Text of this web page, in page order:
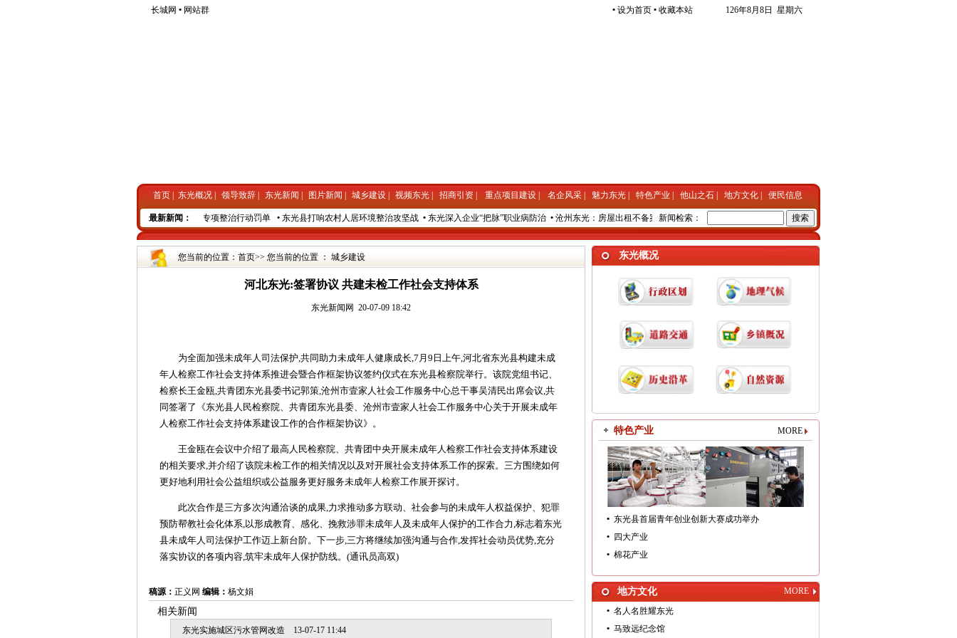
长城网 • 网站群 • 设为首页 • 收藏本站 126年8月8日 星期六
首页 东光概况 领导致辞 东光新闻 图片新闻 城乡建设 视频东光 招商引资| 重点项目建设| 名企风采| 魅力东光| 特色产业 他山之石| 地方文化| 便民信息
最新新闻：
东光开出全市首张专项整治行动罚单 东光县打响农村人居环境整治攻坚战 • 东光深入企业“把脉”职业病防治 • 沧州东光：房屋出租不备案 公安处罚没商量 沧州东光警方迅速出击抓获一名外省上网逃犯
新闻检索：
您当前的位置： 首页>> 您当前的位置 ： 城乡建设
河北东光:签署协议 共建未检工作社会支持体系
东光新闻网 20-07-09 18:42
为全面加强未成年人司法保护,共同助力未成年人健康成长,7月9日上午,河北省东光县构建未成
年人检察工作社会支持体系推进会暨合作框架协议签约仪式在东光县检察院举行。该院党组书记、
检察长王金瓯,共青团东光县委书记郭策,沧州市壹家人社会工作服务中心总干事吴清民出席会议,共
同签署了《东光县人民检察院、共青团东光县委、沧州市壹家人社会工作服务中心关于开展未成年
人检察工作社会支持体系建设工作的合作框架协议》。
王金瓯在会议中介绍了最高人民检察院、共青团中央开展未成年人检察工作社会支持体系建设
的相关要求,并介绍了该院未检工作的相关情况以及对开展社会支持体系工作的探索。三方围绕如何
更好地利用社会公益组织或公益服务更好服务未成年人检察工作展开探讨。
此次合作是三方多次沟通洽谈的成果,力求推动多方联动、社会参与的未成年人权益保护、犯罪
预防帮教社会化体系,以形成教育、感化、挽救涉罪未成年人及未成年人保护的工作合力,标志着东光
县未成年人司法保护工作迈上新台阶。下一步,三方将继续加强沟通与合作,发挥社会动员优势,充分
落实协议的各项内容,筑牢未成年人保护防线。(通讯员高双)
稿源： 正义网 编辑： 杨文娟
相关新闻
东光实施城区污水管网改造 13-07-17 11:44
东光概况
特色产业 MORE
• 东光县首届青年创业创新大赛成功举办
•
四大产业
• 棉花产业
地方文化
MORE
• 名人名胜耀东光
• 马致远纪念馆